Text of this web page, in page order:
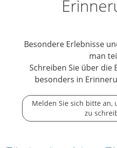
Besondere Erlebnisse
man
Schreiben Sie über die
besonders in
Melden Sie sich bitte an,
zu